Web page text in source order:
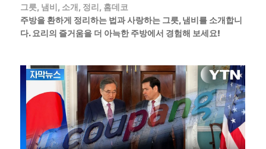
그릇, 냄비, 소개, 정리, 홈데코
주방을 환하게 정리하는 법과 사랑하는 그릇, 냄비를 소개합니
다. 요리의 즐거움을 더 아늑한 주방에서 경험해 보세요!